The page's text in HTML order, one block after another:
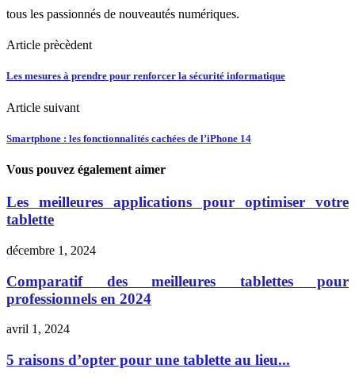
tous les passionnés de nouveautés numériques.
Article prècèdent
Les mesures à prendre pour renforcer la sécurité informatique
Article suivant
Smartphone : les fonctionnalités cachées de l’iPhone 14
Vous pouvez également aimer
Les meilleures applications pour optimiser votre
tablette
décembre 1, 2024
Comparatif des meilleures tablettes pour
professionnels en 2024
avril 1, 2024
5 raisons d’opter pour une tablette au lieu...